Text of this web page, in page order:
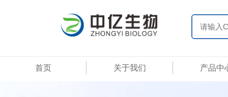
首页 关于我们 产品中